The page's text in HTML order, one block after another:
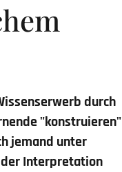
durch
"konstruieren"
jemand unter
der Interpretation